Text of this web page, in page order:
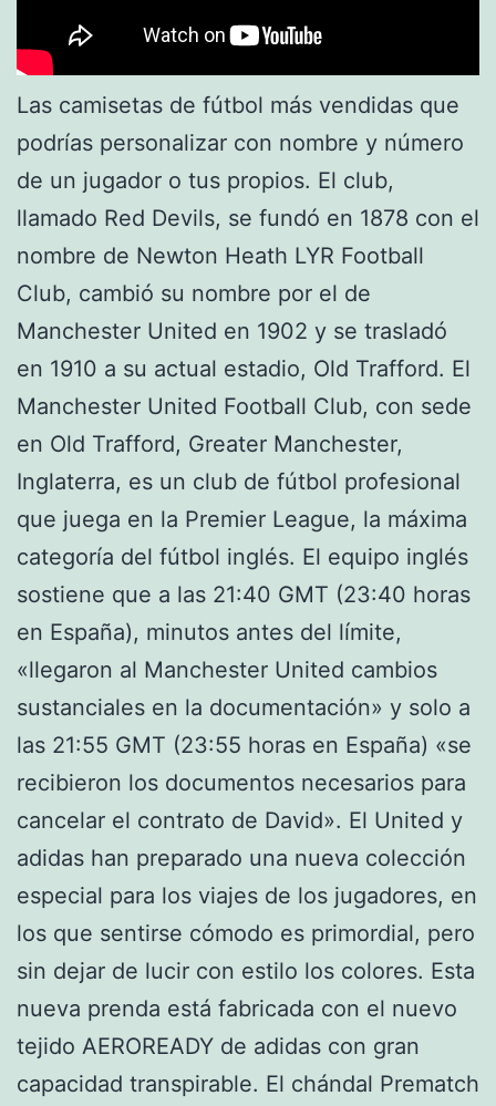
Las camisetas de fútbol más vendidas que
podrías personalizar con nombre y número
de un jugador o tus propios. El club,
llamado Red Devils, se fundó en 1878 con el
nombre de Newton Heath LYR Football
Club, cambió su nombre por el de
Manchester United en 1902 y se trasladó
en 1910 a su actual estadio, Old Trafford. El
Manchester United Football Club, con sede
en Old Trafford, Greater Manchester,
Inglaterra, es un club de fútbol profesional
que juega en la Premier League, la máxima
categoría del fútbol inglés. El equipo inglés
sostiene que a las 21:40 GMT (23:40 horas
en España), minutos antes del límite,
«llegaron al Manchester United cambios
sustanciales en la documentación» y solo a
las 21:55 GMT (23:55 horas en España) «se
recibieron los documentos necesarios para
cancelar el contrato de David». El United y
adidas han preparado una nueva colección
especial para los viajes de los jugadores, en
los que sentirse cómodo es primordial, pero
sin dejar de lucir con estilo los colores. Esta
nueva prenda está fabricada con el nuevo
tejido AEROREADY de adidas con gran
capacidad transpirable. El chándal Prematch